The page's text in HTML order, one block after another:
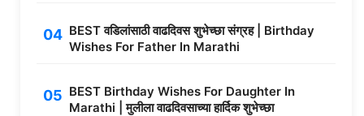
BEST वडिलांसाठी वाढदिवस शुभेच्छा संग्रह | Birthday
Wishes For Father In Marathi
BEST Birthday Wishes For Daughter In
Marathi | मुलीला वाढदिवसाच्या हार्दिक शुभेच्छा